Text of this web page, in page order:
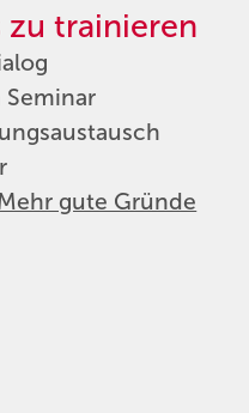
zu trainieren
Seminar
gute Gründe